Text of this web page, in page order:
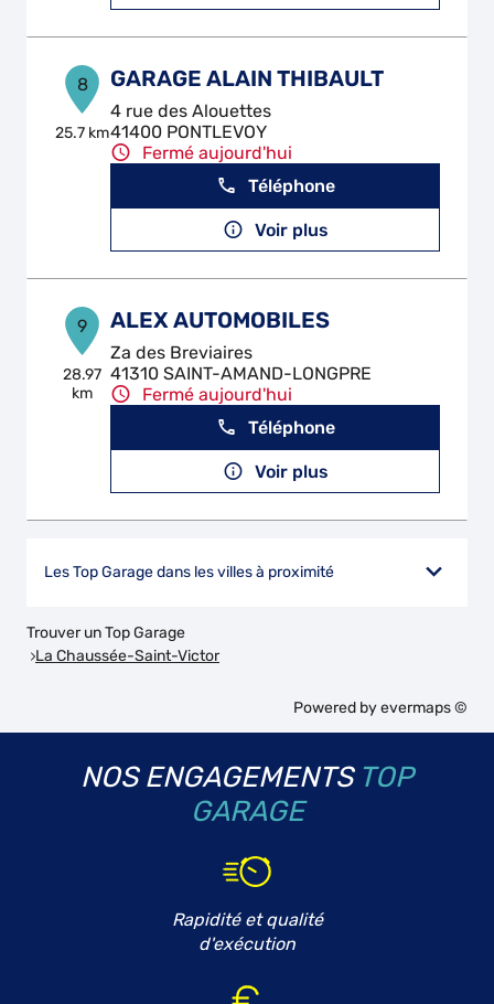
8
25.7 km
GARAGE ALAIN THIBAULT
4 rue des Alouettes
41400 PONTLEVOY
Fermé aujourd'hui
Téléphone
Voir plus
9
28.97
km
ALEX AUTOMOBILES
Za des Breviaires
41310 SAINT-AMAND-LONGPRE
Fermé aujourd'hui
Téléphone
Voir plus
Les Top Garage dans les villes à proximité
Trouver un Top Garage
La Chaussée-Saint-Victor
Powered byevermaps ©
NOS ENGAGEMENTS TOP
GARAGE
Rapidité et qualité
d'exécution